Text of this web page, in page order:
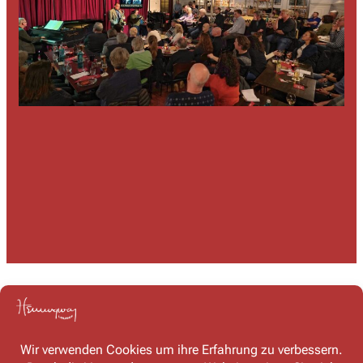
Kontakt
Haben Sie Fragen oder möchten Sie mit uns in Kontakt